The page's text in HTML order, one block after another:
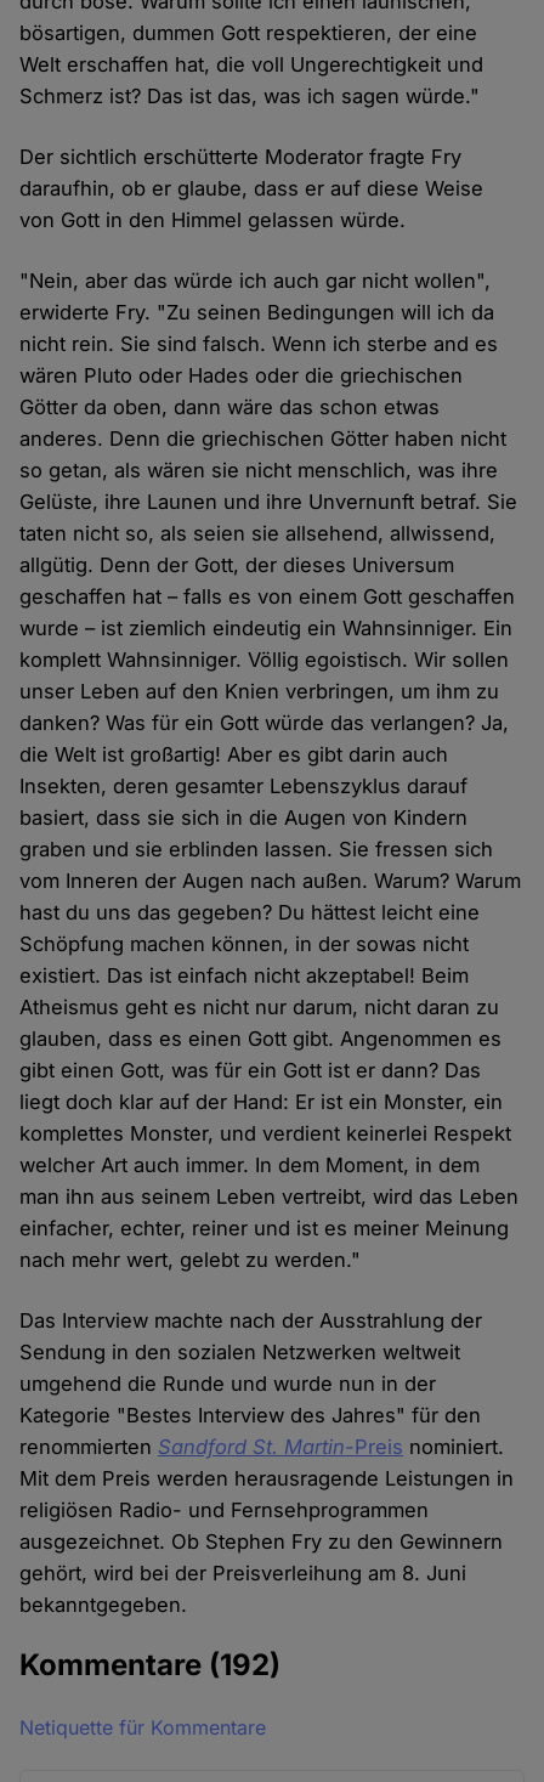
bösartigen, dummen Gott respektieren, der eine
Welt erschaffen hat, die voll Ungerechtigkeit und
Schmerz ist? Das ist das, was ich sagen würde."
Der sichtlich erschütterte Moderator fragte Fry
daraufhin, ob er glaube, dass er auf diese Weise
von Gott in den Himmel gelassen würde.
"Nein, aber das würde ich auch gar nicht wollen",
erwiderte Fry. "Zu seinen Bedingungen will ich da
nicht rein. Sie sind falsch. Wenn ich sterbe and es
wären Pluto oder Hades oder die griechischen
Götter da oben, dann wäre das schon etwas
anderes. Denn die griechischen Götter haben nicht
so getan, als wären sie nicht menschlich, was ihre
Gelüste, ihre Launen und ihre Unvernunft betraf. Sie
taten nicht so, als seien sie allsehend, allwissend,
allgütig. Denn der Gott, der dieses Universum
geschaffen hat – falls es von einem Gott geschaffen
wurde – ist ziemlich eindeutig ein Wahnsinniger. Ein
komplett Wahnsinniger. Völlig egoistisch. Wir sollen
unser Leben auf den Knien verbringen, um ihm zu
danken? Was für ein Gott würde das verlangen? Ja,
die Welt ist großartig! Aber es gibt darin auch
Insekten, deren gesamter Lebenszyklus darauf
basiert, dass sie sich in die Augen von Kindern
graben und sie erblinden lassen. Sie fressen sich
vom Inneren der Augen nach außen. Warum? Warum
hast du uns das gegeben? Du hättest leicht eine
Schöpfung machen können, in der sowas nicht
existiert. Das ist einfach nicht akzeptabel! Beim
Atheismus geht es nicht nur darum, nicht daran zu
glauben, dass es einen Gott gibt. Angenommen es
gibt einen Gott, was für ein Gott ist er dann? Das
liegt doch klar auf der Hand: Er ist ein Monster, ein
komplettes Monster, und verdient keinerlei Respekt
welcher Art auch immer. In dem Moment, in dem
man ihn aus seinem Leben vertreibt, wird das Leben
einfacher, echter, reiner und ist es meiner Meinung
nach mehr wert, gelebt zu werden."
Das Interview machte nach der Ausstrahlung der
Sendung in den sozialen Netzwerken weltweit
umgehend die Runde und wurde nun in der
Kategorie "Bestes Interview des Jahres" für den
renommierten Sandford St. Martin-Preis nominiert.
Mit dem Preis werden herausragende Leistungen in
religiösen Radio- und Fernsehprogrammen
ausgezeichnet. Ob Stephen Fry zu den Gewinnern
gehört, wird bei der Preisverleihung am 8. Juni
bekanntgegeben.
Kommentare (192)
Netiquette für Kommentare